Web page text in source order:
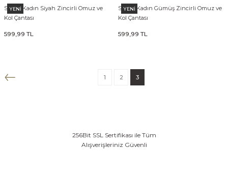
YENİ
Sellini Kadın Siyah Zincirli Omuz ve
Kol Çantası
599,99 TL
YENİ
Sellini Kadın Gümüş Zincirli Omuz ve
Kol Çantası
599,99 TL
1 2 3
256Bit SSL Sertifikası ile Tüm
Alışverişleriniz Güvenli